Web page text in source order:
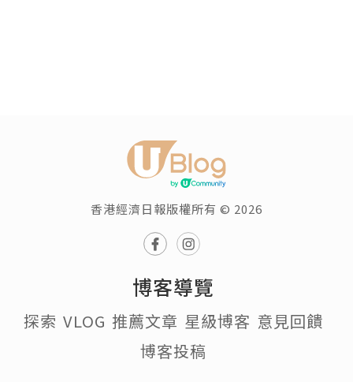
香港經濟日報版權所有 © 2026
博客導覽
探索 VLOG 推薦文章 星級博客 意見回饋
博客投稿